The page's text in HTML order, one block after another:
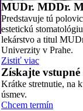
MUDr. MDDr.
Predstavuje tú
estetickú
lekárstvo a titul
Univerzity v Prahe.
Zistiť viac
Získajte vstupné
Krátke stretnutie, na
úsmev.
Chcem termín